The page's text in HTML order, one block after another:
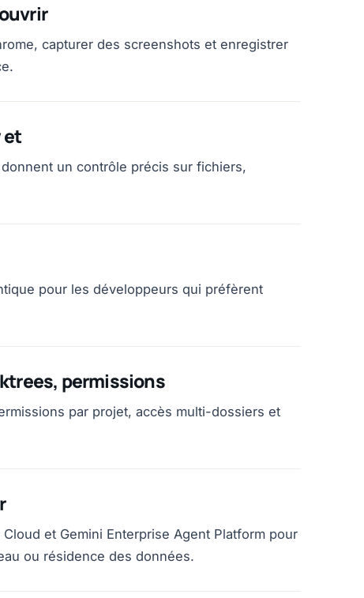
capturer des screenshots et enregistrer
et
un contrôle précis sur fichiers,
pour les développeurs qui préfèrent
permissions
par projet, accès multi-dossiers et
et Gemini Enterprise Agent Platform pour
ou résidence des données.